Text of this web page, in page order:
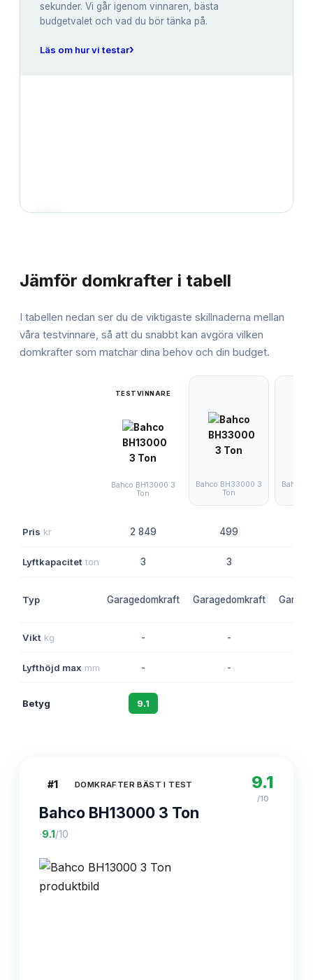
sekunder. Vi går igenom vinnaren, bästa
budgetvalet och vad du bör tänka på.
Läs om hur vi testar›
Jämför domkrafter i tabell
I tabellen nedan ser du de viktigaste skillnaderna mellan
våra testvinnare, så att du snabbt kan avgöra vilken
domkrafter som matchar dina behov och din budget.
TESTVINNARE
Bahco BH13000 3
Ton
Bahco BH33000 3
Ton
Bahco
Pris kr 2 849 499
Lyftkapacitet ton 3 3
Typ Garagedomkraft Garagedomkraft
Vikt kg - -
Lyfthöjd max mm - -
Betyg 9.1
#1 DOMKRAFTER BÄST I TEST
Bahco BH13000 3 Ton
·9.1 /10
9.1
/10